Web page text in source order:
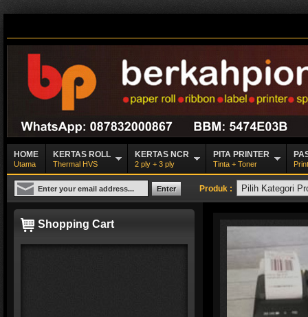
HOME
Utama
KERTAS ROLL
Thermal HVS
KERTAS NCR
2 ply + 3 ply
PITA PRINTER
Tinta + Toner
Produk :
Shopping Cart